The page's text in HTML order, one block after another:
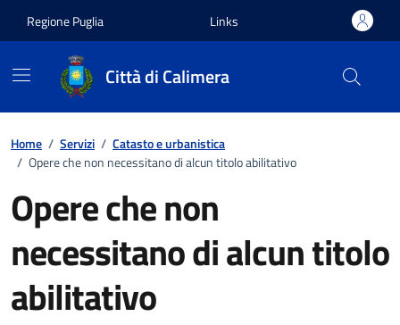
Regione Puglia Links
Città di Calimera
Home / Servizi / Catasto e urbanistica
/ Opere che non necessitano di alcun titolo abilitativo
Opere che non
necessitano di alcun titolo
abilitativo